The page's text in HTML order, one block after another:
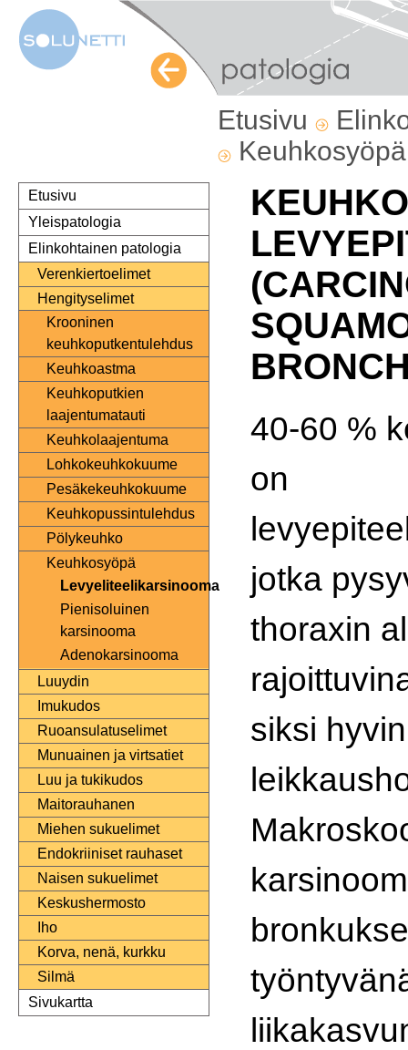
Etusivu
Etusivu
Yleispatologia
Elinkohtainen patologia
Verenkiertoelimet
Hengityselimet
Krooninen
keuhkoputkentulehdus
Keuhkoastma
Keuhkoputkien
laajentumatauti
Keuhkolaajentuma
Lohkokeuhkokuume
Pesäkekeuhkokuume
Keuhkopussintulehdus
Pölykeuhko
Keuhkosyöpä
Levyeliteelikarsinooma
Pienisoluinen
karsinooma
Adenokarsinooma
Luuydin
Imukudos
Ruoansulatuselimet
Munuainen ja virtsatiet
Luu ja tukikudos
Maitorauhanen
Miehen sukuelimet
Endokriiniset rauhaset
Naisen sukuelimet
Keskushermosto
Iho
Korva, nenä, kurkku
Silmä
Sivukartta
40-60 %
on
jotka
thoraxin
siksi hyvin